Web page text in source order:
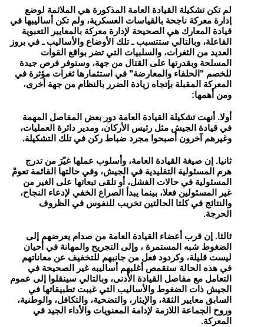
لم تكن تشكيلة القيادة العامة المذكورة هي الملائمة لوضع
إدارة معركة ناجحة بالقياسات العسكرية، ولم تكن أساليبها في
قيادة المعارك هي الصحيحة لإدارة معركة بالمعايير التعبوية
الفاعلة، وبالتالي ستتسبب ـ تلك الأوضاع والأساليب ـ في بروز
العديد من الثغرات، والسلبيات التي تضر بواقع القوات
المسلحة وبقدرتها على القتال من جهة، وستوفر فرص جيدة
للخصم "الحلفاء والمعارضة" في استثمارها ثغرات مؤثرة في
المعركة المقبلة بإتجاه زيادة الضرر بالنظام من جهة أخرى،
ومن أهمها:
أولا. أنهت تشكيلة القيادة العامة دور بعض المفاصل المهمة
في قيادة الجيش مثل رئيس الأركان، ومدير دائرة العمليات،
وغيرهم آخرون أصبحوا مجرد ضباط ركن في تلك التشكيلة.
ثانيا. إن صيغة القيادة العامة، وأسلوب عملها غيّرَ من تدرج
هرم المسئولية التقليدية في الجيش، وفي حالتها القائمة تعومْ
المسئولية في حالات الفشل، أو تلقى تبعاتها على الغير من
غير المسئولين فعلا، بينما يبدأ الصراع الخفي لإدعاء النجاح،
والنتائج في كلتا الحالتين تخريب للنفوس في الظروف
الحرجة.
ثالثا. إن قرب أعضاء القيادة العامة من صدام يعرضهم إلى
الضغوط شبه المستمرة ، وإلى التجريح والمهانة في أحيان
ليست قليلة، وكردود فعل من جانبهم للتخفيف عن معاناتهم
في هذه الحالة ستقمص أغلبهم أساليبه غير الصحيحة في
التعامل مع مفاصل القيادة الأدنى، وبالتالي سينقلوا إلى عموم
الجيش ذات الضغوط والأساليب التي غيبت تطبيقاتها في
السابق معايير الثقة، والإيثار، والتضحية، والتكافل، والوطنية،
وروح الجماعة اللازمة لإدامة المعنويات والأداء الجيد في
المعركة.